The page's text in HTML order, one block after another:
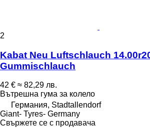
2
Kabat Neu Luftschlauch
Gummischlauch
42 € ≈ 82,29 лв.
Вътрешна гума за колело
Германия, Stadtallendorf
Giant- Tyres- Germany
Свържете се с продавача